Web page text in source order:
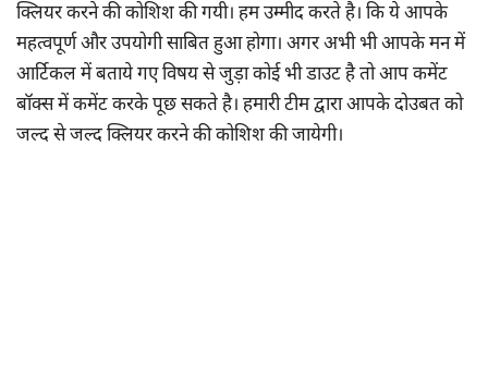
क्लियर करने की कोशिश की गयी। हम उम्मीद करते है। कि ये आपके
महत्वपूर्ण और उपयोगी साबित हुआ होगा। अगर अभी भी आपके मन में
आर्टिकल में बताये गए विषय से जुड़ा कोई भी डाउट है तो आप कमेंट
बॉक्स में कमेंट करके पूछ सकते है। हमारी टीम द्वारा आपके दोउबत को
जल्द से जल्द क्लियर करने की कोशिश की जायेगी।